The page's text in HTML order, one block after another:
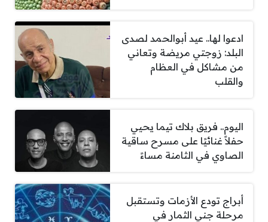
ادعوا لها.. عيد أبوالحمد لصدى
البلد: زوجتي مريضة وتعاني
من مشاكل في العظام
والقلب
اليوم.. فريق بلاك تيما يحيي
حفلاً غنائيًا على مسرح ساقية
الصاوي في الثامنة مساءً
أبراج تودع الأزمات وتستقبل
مرحلة جني الثمار في